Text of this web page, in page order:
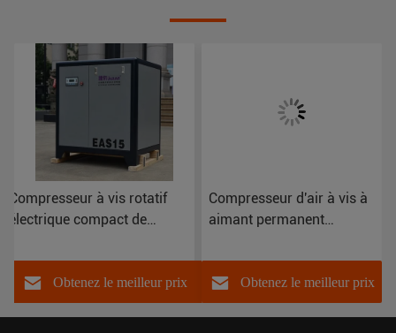
Compresseur à vis rotatif
électrique compact de
avec lubrification
Obtenez le meilleur prix
Compresseur d'air à vis à
aimant permanent
de 1,1 m3/min
Obtenez le meilleur prix